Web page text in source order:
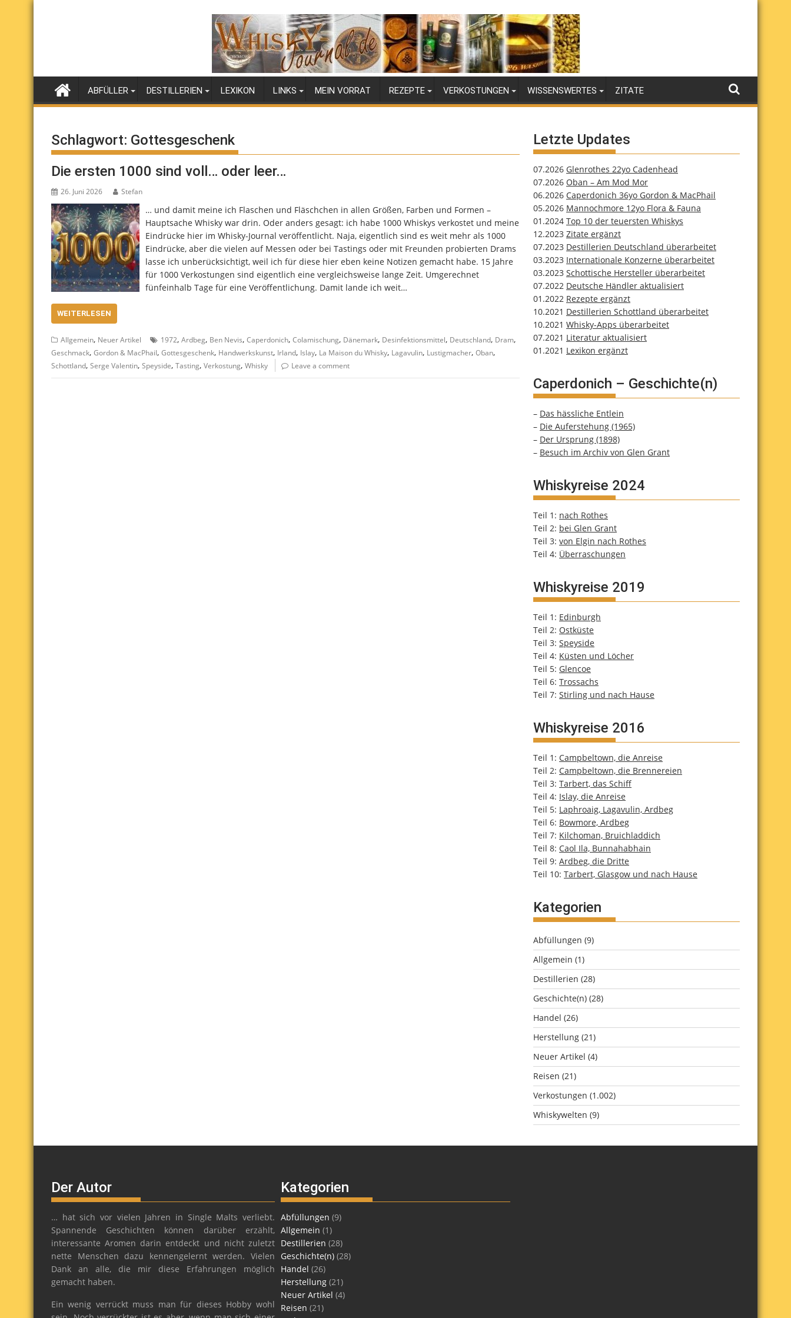
Skip
ABFÜLLER DESTILLERIEN LEXIKON LINKS MEIN VORRAT REZEPTE VERKOSTUNGEN WISSENSWERTES ZITATE
Schlagwort: Gottesgeschenk
Die ersten 1000 sind voll… oder leer…
26. Juni 2026 Stefan
… und damit meine ich Flaschen und Fläschchen in allen Größen, Farben und Formen –
Hauptsache Whisky war drin. Oder anders gesagt: ich habe 1000 Whiskys verkostet und meine
Eindrücke hier im Whisky-Journal veröffentlicht. Naja, eigentlich sind es weit mehr als 1000
Eindrücke, aber die vielen auf Messen oder bei Tastings oder mit Freunden probierten Drams
lasse ich unberücksichtigt, weil ich für diese hier eben keine Notizen gemacht habe. 15 Jahre
für 1000 Verkostungen sind eigentlich eine vergleichsweise lange Zeit. Umgerechnet
fünfeinhalb Tage für eine Veröffentlichung. Damit lande ich weit…
WEITERLESEN
Allgemein, Neuer Artikel 1972, Ardbeg, Ben Nevis, Caperdonich, Colamischung, Dänemark, Desinfektionsmittel, Deutschland, Dram,
Geschmack, Gordon & MacPhail, Gottesgeschenk, Handwerkskunst, Irland, Islay, La Maison du Whisky, Lagavulin, Lustigmacher, Oban,
Schottland, Serge Valentin, Speyside, Tasting, Verkostung, Whisky Leave a comment
Letzte Updates
07.2026 Glenrothes 22yo Cadenhead
07.2026 Oban – Am Mod Mor
06.2026 Caperdonich 36yo Gordon & MacPhail
05.2026 Mannochmore 12yo Flora & Fauna
01.2024 Top 10 der teuersten Whiskys
12.2023 Zitate ergänzt
07.2023 Destillerien Deutschland überarbeitet
03.2023 Internationale Konzerne überarbeitet
03.2023 Schottische Hersteller überarbeitet
07.2022 Deutsche Händler aktualisiert
01.2022 Rezepte ergänzt
10.2021 Destillerien Schottland überarbeitet
10.2021 Whisky-Apps überarbeitet
07.2021 Literatur aktualisiert
01.2021 Lexikon ergänzt
Caperdonich – Geschichte(n)
– Das hässliche Entlein
– Die Auferstehung (1965)
– Der Ursprung (1898)
– Besuch im Archiv von Glen Grant
Whiskyreise 2024
Teil 1: nach Rothes
Teil 2: bei Glen Grant
Teil 3: von Elgin nach Rothes
Teil 4: Überraschungen
Whiskyreise 2019
Teil 1: Edinburgh
Teil 2: Ostküste
Teil 3: Speyside
Teil 4: Küsten und Löcher
Teil 5: Glencoe
Teil 6: Trossachs
Teil 7: Stirling und nach Hause
Whiskyreise 2016
Teil 1: Campbeltown, die Anreise
Teil 2: Campbeltown, die Brennereien
Teil 3: Tarbert, das Schiff
Teil 4: Islay, die Anreise
Teil 5: Laphroaig, Lagavulin, Ardbeg
Teil 6: Bowmore, Ardbeg
Teil 7: Kilchoman, Bruichladdich
Teil 8: Caol Ila, Bunnahabhain
Teil 9: Ardbeg, die Dritte
Teil 10: Tarbert, Glasgow und nach Hause
Kategorien
Abfüllungen (9)
Allgemein (1)
Destillerien (28)
Geschichte(n) (28)
Handel (26)
Herstellung (21)
Neuer Artikel (4)
Reisen (21)
Verkostungen (1.002)
Whiskywelten (9)
Der Autor
… hat sich vor vielen Jahren in Single Malts verliebt.
Spannende Geschichten können darüber erzählt,
interessante Aromen darin entdeckt und nicht zuletzt
nette Menschen dazu kennengelernt werden. Vielen
Dank an alle, die mir diese Erfahrungen möglich
gemacht haben.
Ein wenig verrückt muss man für dieses Hobby wohl
Kategorien
Abfüllungen (9)
Allgemein (1)
Destillerien (28)
Geschichte(n)(28)
Handel (26)
Herstellung(21)
Neuer Artikel (4)
Reisen (21)